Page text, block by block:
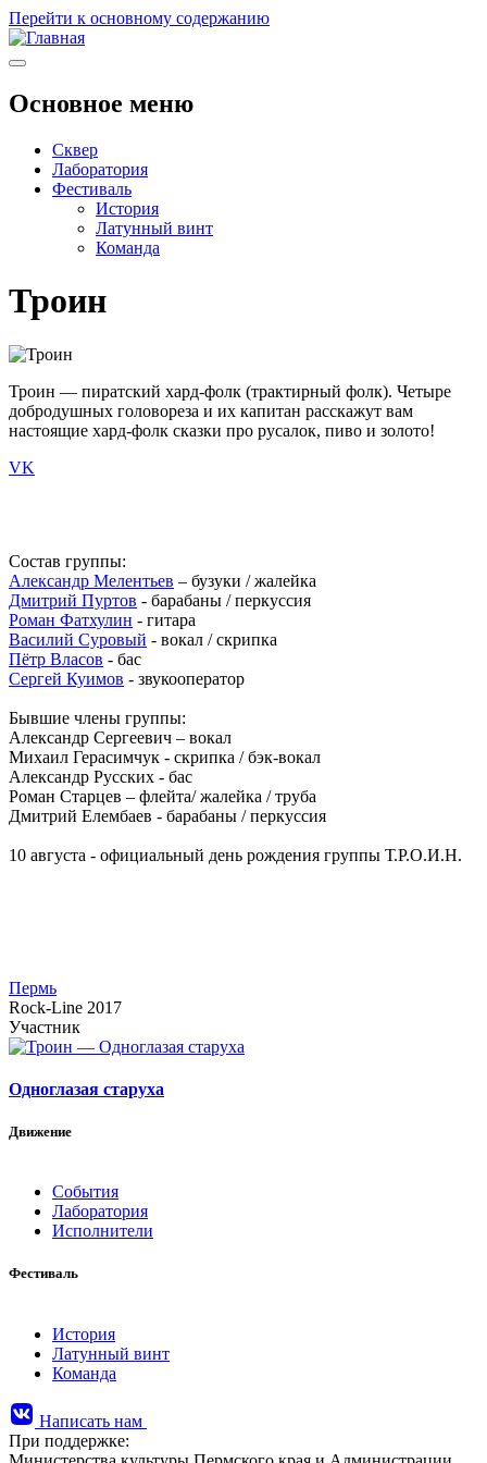
Перейти к основному содержанию
Основное меню
Сквер
Лаборатория
Фестиваль
История
Латунный винт
Команда
Троин
Троин — пиратский хард-фолк (трактирный фолк). Четыре
добродушных головореза и их капитан расскажут вам
настоящие хард-фолк сказки про русалок, пиво и золото!
VK
Состав группы:
Александр Мелентьев – бузуки / жалейка
Дмитрий Пуртов - барабаны / перкуссия
Роман Фатхулин - гитара
Василий Суровый - вокал / скрипка
Пётр Власов - бас
Сергей Куимов - звукооператор
Бывшие члены группы:
Александр Сергеевич – вокал
Михаил Герасимчук - скрипка / бэк-вокал
Александр Русских - бас
Роман Старцев – флейта/ жалейка / труба
Дмитрий Елембаев - барабаны / перкуссия
10 августа - официальный день рождения группы Т.Р.О.И.Н.
Пермь
Rock-Line 2017
Участник
Одноглазая старуха
Движение
События
Лаборатория
Исполнители
Фестиваль
История
Латунный винт
Команда
Написать нам
При поддержке: